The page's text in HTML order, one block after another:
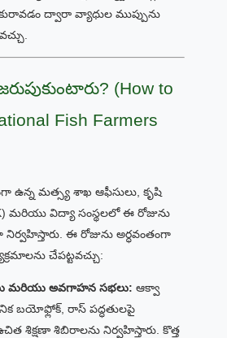
ద్వారా వ్యాధుల ముప్పును
(How to
Fish Farmers
ఉన్న మత్స్య శాఖ ఆఫీసులు, కృషి
మరియు విద్యా సంస్థలలో ఈ రోజును
ఈ రోజును అర్ధవంతంగా
చేపట్టవచ్చు:
మరియు అవగాహన సభలు: ఆక్వా
బయోఫ్లోక్, రాస్ పద్ధతులపై
శిక్షణా శిబిరాలను నిర్వహిస్తారు. కొత్త